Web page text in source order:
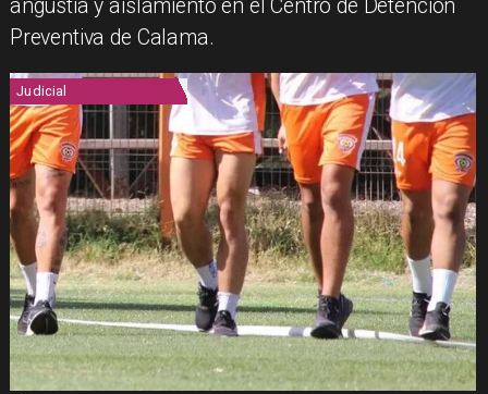
angustia y aislamiento en el Centro de Detención
Preventiva de Calama.
Judicial